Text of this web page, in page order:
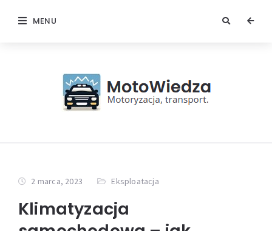
MENU
2 marca, 2023 Eksploatacja
Klimatyzacja